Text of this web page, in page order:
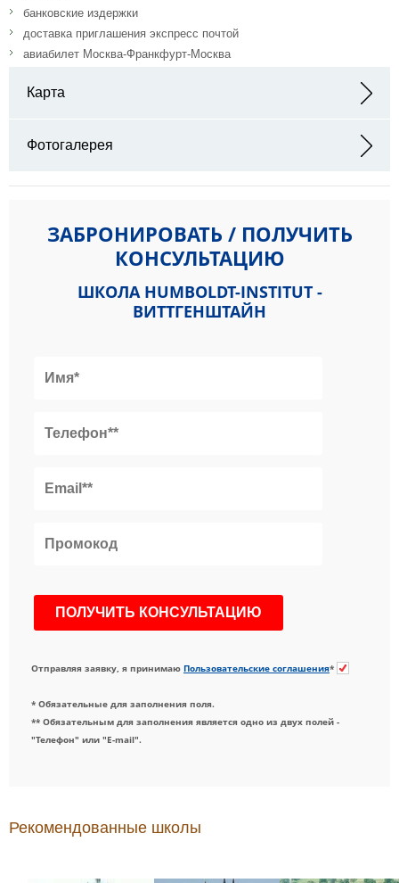
банковские издержки
доставка приглашения экспресс почтой
авиабилет Москва-Франкфурт-Москва
Карта
Фотогалерея
ЗАБРОНИРОВАТЬ / ПОЛУЧИТЬ
КОНСУЛЬТАЦИЮ
ШКОЛА HUMBOLDT-INSTITUT -
ВИТТГЕНШТАЙН
Отправляя заявку, я принимаю Пользовательские соглашения*
* Обязательные для заполнения поля.
** Обязательным для заполнения является одно из двух полей -
"Телефон" или "E-mail".
Рекомендованные школы